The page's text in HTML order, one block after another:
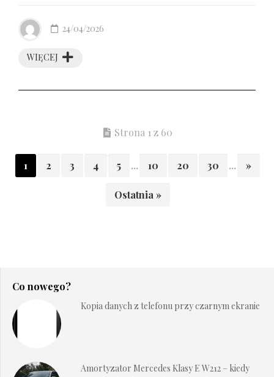
WIĘCEJ
24/04/2026
Strona 1 z 60
1 2 3 4 5 ... 10 20 30 ... »
Ostatnia »
Co nowego?
Kopia danych z telefonu przy czarnym ekranie
Amortyzator Mercedes Klasy E W212 – kiedy